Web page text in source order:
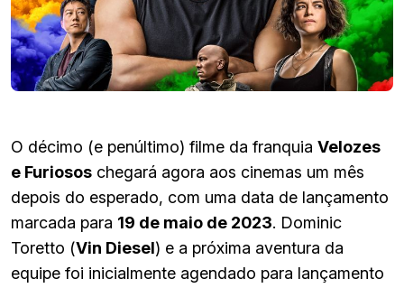
O décimo (e penúltimo) filme da franquia Velozes
e Furiosos chegará agora aos cinemas um mês
depois do esperado, com uma data de lançamento
marcada para 19 de maio de 2023. Dominic
Toretto (Vin Diesel) e a próxima aventura da
equipe foi inicialmente agendado para lançamento